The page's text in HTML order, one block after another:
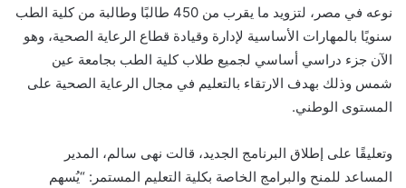
نوعه في مصر، لتزويد ما يقرب من 450 طالبًا وطالبة من كلية الطب
سنويًا بالمهارات الأساسية لإدارة وقيادة قطاع الرعاية الصحية، وهو
الآن جزء دراسي أساسي لجميع طلاب كلية الطب بجامعة عين
شمس وذلك بهدف الارتقاء بالتعليم في مجال الرعاية الصحية على
المستوى الوطني.
وتعليقًا على إطلاق البرنامج الجديد، قالت نهى سالم، المدير
المساعد للمنح والبرامج الخاصة بكلية التعليم المستمر: “يُسهم